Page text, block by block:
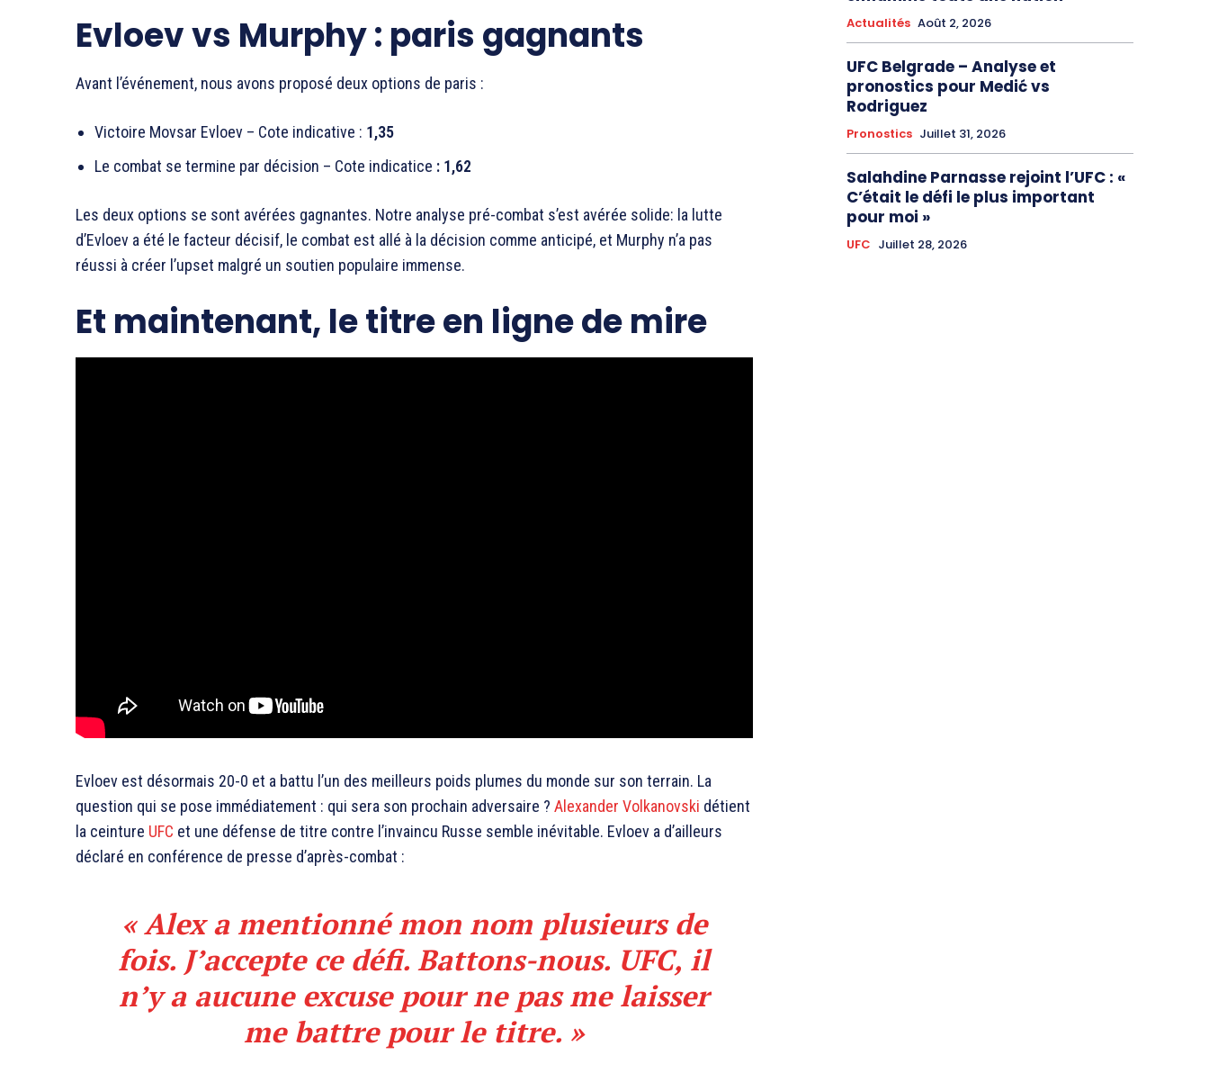
Evloev vs Murphy : paris gagnants
Avant l’événement, nous avons proposé deux options de paris :
Victoire Movsar Evloev – Cote indicative : 1,35
Le combat se termine par décision – Cote indicatice : 1,62
Les deux options se sont avérées gagnantes. Notre analyse pré-combat s’est avérée solide: la lutte
d’Evloev a été le facteur décisif, le combat est allé à la décision comme anticipé, et Murphy n’a pas
réussi à créer l’upset malgré un soutien populaire immense.
Et maintenant, le titre en ligne de mire
Evloev est désormais 20-0 et a battu l’un des meilleurs poids plumes du monde sur son terrain. La
question qui se pose immédiatement : qui sera son prochain adversaire ? Alexander Volkanovski détient
la ceinture UFC et une défense de titre contre l’invaincu Russe semble inévitable. Evloev a d’ailleurs
déclaré en conférence de presse d’après-combat :
« Alex a mentionné mon nom plusieurs de
fois. J’accepte ce défi. Battons-nous. UFC, il
n’y a aucune excuse pour ne pas me laisser
me battre pour le titre. »
Actualités Août 2, 2026
UFC Belgrade – Analyse et
pronostics pour Medić vs
Rodriguez
Pronostics Juillet 31, 2026
Salahdine Parnasse rejoint l’UFC : «
C’était le défi le plus important
pour moi »
UFC Juillet 28, 2026